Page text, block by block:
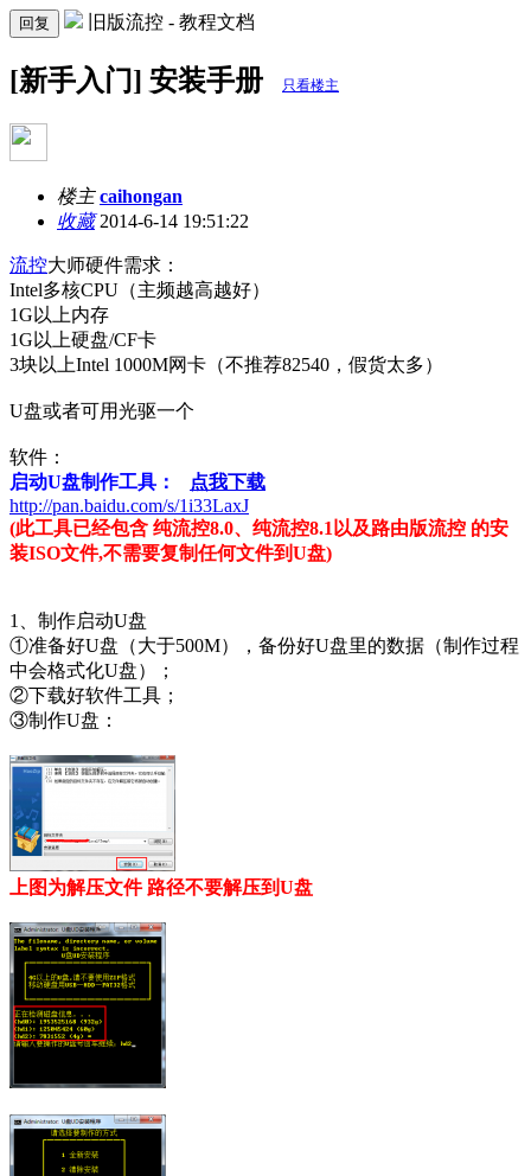
回复 旧版流控 - 教程文档
[新手入门] 安装手册 只看楼主
楼主 caihongan
收藏2014-6-14 19:51:22
流控大师硬件需求：
Intel多核CPU （主频越高越好）
1G 以上内存
1G 以上硬盘/CF卡
3块以上Intel 1000M网卡（不推荐82540 ，假货太多）
U盘或者可用光驱一个
软件：
启动U盘制作工具：
点我下载
http://pan.baidu.com/s/1i33LaxJ
(此工具已经包含 纯流控8.0、纯流控8.1以及路由版流控 的安
装ISO文件,不需要复制任何文件到U盘)
1、制作启动U盘
①准备好U盘（大于500M），备份好U盘里的数据（制作过程
中会格式化U盘）；
②下载好软件工具；
③制作U盘：
上图为解压文件 路径不要解压到U盘